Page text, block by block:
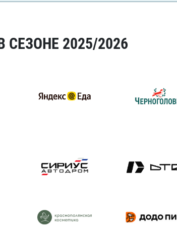
2025/2026